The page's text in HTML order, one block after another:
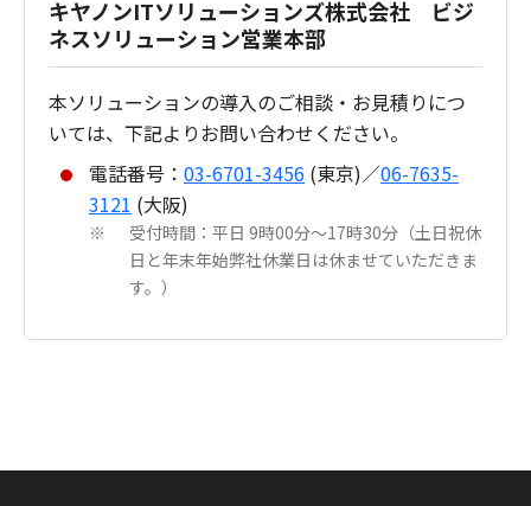
キヤノンITソリューションズ株式会社 ビジ
ネスソリューション営業本部
本ソリューションの導入のご相談・お見積りにつ
いては、下記よりお問い合わせください。
電話番号： 03-6701-3456 (東京)／06-7635-
3121 (大阪)
※
受付時間：平日 9時00分～17時30分（土日祝休
日と年末年始弊社休業日は休ませていただきま
す。）